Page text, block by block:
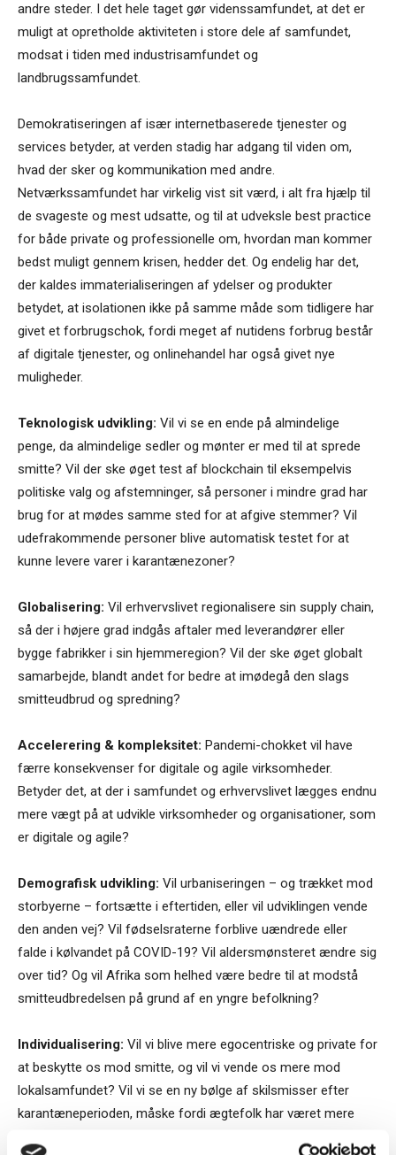
andre steder. I det hele taget gør videnssamfundet, at det er
muligt at opretholde aktiviteten i store dele af samfundet,
modsat i tiden med industrisamfundet og
landbrugssamfundet.
Demokratiseringen af især internetbaserede tjenester og
services betyder, at verden stadig har adgang til viden om,
hvad der sker og kommunikation med andre.
Netværkssamfundet har virkelig vist sit værd, i alt fra hjælp til
de svageste og mest udsatte, og til at udveksle best practice
for både private og professionelle om, hvordan man kommer
bedst muligt gennem krisen, hedder det. Og endelig har det,
der kaldes immaterialiseringen af ydelser og produkter
betydet, at isolationen ikke på samme måde som tidligere har
givet et forbrugschok, fordi meget af nutidens forbrug består
af digitale tjenester, og onlinehandel har også givet nye
muligheder.
Teknologisk udvikling: Vil vi se en ende på almindelige
penge, da almindelige sedler og mønter er med til at sprede
smitte? Vil der ske øget test af blockchain til eksempelvis
politiske valg og afstemninger, så personer i mindre grad har
brug for at mødes samme sted for at afgive stemmer? Vil
udefrakommende personer blive automatisk testet for at
kunne levere varer i karantænezoner?
Globalisering: Vil erhvervslivet regionalisere sin supply chain,
så der i højere grad indgås aftaler med leverandører eller
bygge fabrikker i sin hjemmeregion? Vil der ske øget globalt
samarbejde, blandt andet for bedre at imødegå den slags
smitteudbrud og spredning?
Accelerering & kompleksitet: Pandemi-chokket vil have
færre konsekvenser for digitale og agile virksomheder.
Betyder det, at der i samfundet og erhvervslivet lægges endnu
mere vægt på at udvikle virksomheder og organisationer, som
er digitale og agile?
Demografisk udvikling: Vil urbaniseringen – og trækket mod
storbyerne – fortsætte i eftertiden, eller vil udviklingen vende
den anden vej? Vil fødselsraterne forblive uændrede eller
falde i kølvandet på COVID-19? Vil aldersmønsteret ændre sig
over tid? Og vil Afrika som helhed være bedre til at modstå
smitteudbredelsen på grund af en yngre befolkning?
Individualisering: Vil vi blive mere egocentriske og private for
at beskytte os mod smitte, og vil vi vende os mere mod
lokalsamfundet? Vil vi se en ny bølge af skilsmisser efter
karantæneperioden, måske fordi ægtefolk har været mere